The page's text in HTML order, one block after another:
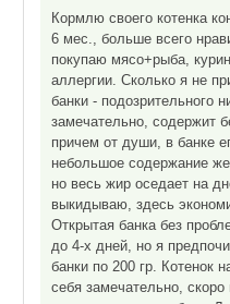
Кормлю своего котенка
6 мес., больше всего
покупаю мясо+рыба,
аллергии. Сколько я не
банки - подозрительного
замечательно, содержит
причем от души, в банке
небольшое содержание
но весь жир оседает на
выкидываю, здесь
Открытая банка без
до 4-х дней, но я
банки по 200 гр. Котенок
себя замечательно,